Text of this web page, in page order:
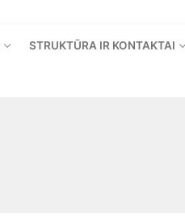
STRUKTŪRA IR KONTAKTAI